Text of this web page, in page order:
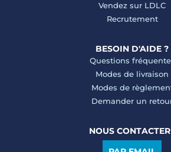
Vendez sur LDLC
Recrutement
BESOIN D'AIDE ?
Questions
Modes de livraison
Modes de
Demander un
NOUS